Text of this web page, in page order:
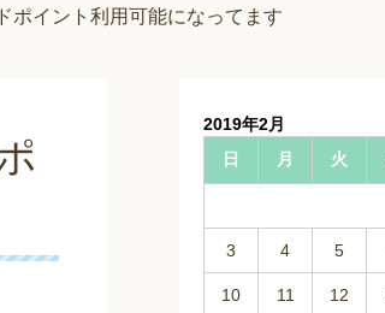
ポイント利用可能になってます
2019年2月
日
月 火
3 4 5
10 11 12